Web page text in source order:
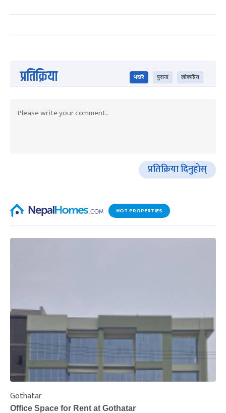
प्रतिक्रिया भर्खरै पुराना लोकप्रिय
प्रतिक्रिया दिनुहोस्
HOT PROPERTIES
Gothatar
Office Space for Rent at Gothatar